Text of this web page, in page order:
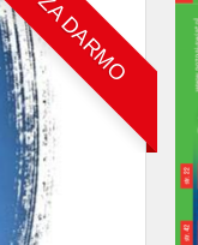
ZA DARMO